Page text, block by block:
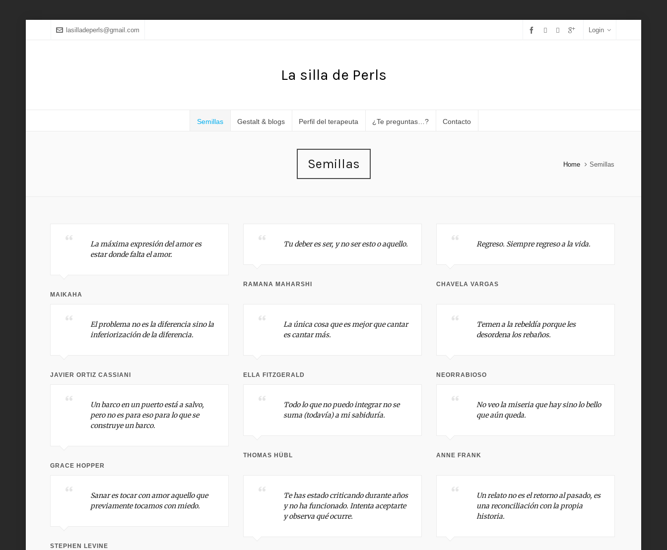
lasilladeperls@gmail.com Login
La silla de Perls
Semillas Gestalt & blogs Perfil del terapeuta ¿Te preguntas…? Contacto
Semillas Home Semillas
La máxima expresión del amor es
estar donde falta el amor.
MAIKAHA
Tu deber es ser, y no ser esto o aquello.
RAMANA MAHARSHI
Regreso. Siempre regreso a la vida.
CHAVELA VARGAS
El problema no es la diferencia sino la
inferiorización de la diferencia.
JAVIER ORTIZ CASSIANI
La única cosa que es mejor que cantar
es cantar más.
ELLA FITZGERALD
Temen a la rebeldía porque les
desordena los rebaños.
NEORRABIOSO
Un barco en un puerto está a salvo,
pero no es para eso para lo que se
construye un barco.
GRACE HOPPER
Todo lo que no puedo integrar no se
suma (todavía) a mi sabiduría.
THOMAS HÜBL
No veo la miseria que hay sino lo bello
que aún queda.
ANNE FRANK
Sanar es tocar con amor aquello que
previamente tocamos con miedo.
STEPHEN LEVINE
Te has estado criticando durante años
y no ha funcionado. Intenta aceptarte
y observa qué ocurre.
Un relato no es el retorno al pasado, es
una reconciliación con la propia
historia.